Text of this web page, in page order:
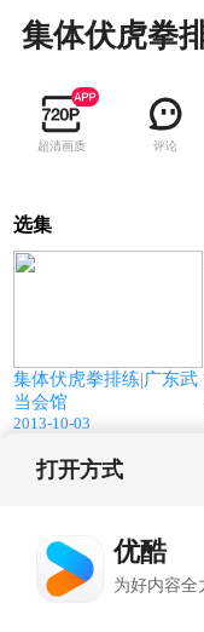
集体伏虎拳
超清画质 评论
选集
集体伏虎拳排练|广东武
当会馆
2013-10-03
打开方式
优酷
为好内容全